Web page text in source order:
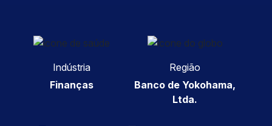
Indústria
Finanças
Região
Banco de Yokohama,
Ltda.